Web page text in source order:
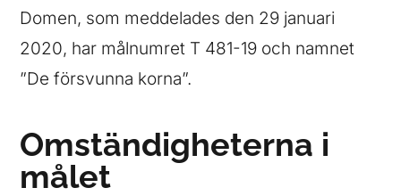
Domen, som meddelades den 29 januari
2020, har målnumret T 481-19 och namnet
”De försvunna korna”.
Omständigheterna i
målet